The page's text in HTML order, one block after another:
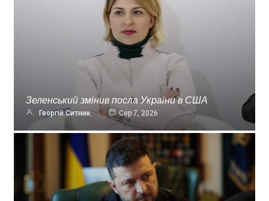
Зеленський змінив посла України в США
Георгій Ситник Сер 7, 2026